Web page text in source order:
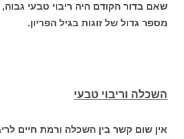
שאם בדור הקודם היה ריבוי טבעי גבוה,
מספר גדול של זוגות בגיל הפריון.
השכלה וריבוי טבעי
אין שום קשר בין השכלה ורמת חיים